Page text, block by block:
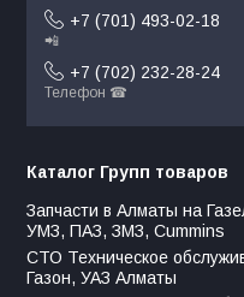
+7 (701) 493-02-18
📲
+7 (702) 232-28-24
Телефон ☎
Каталог Групп товаров
Запчасти в Алматы на
УМЗ, ПАЗ, ЗМЗ, Сummins
СТО Техническое
Газон, УАЗ Алматы